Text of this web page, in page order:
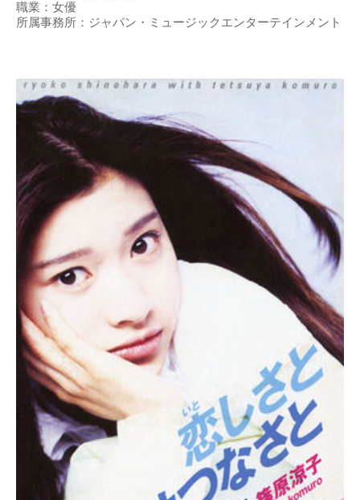
職業：女優
所属事務所：ジャパン・ミュージックエンターテインメント